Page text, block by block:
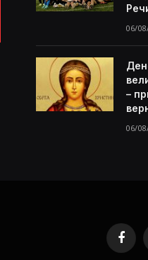
06/
–
06/